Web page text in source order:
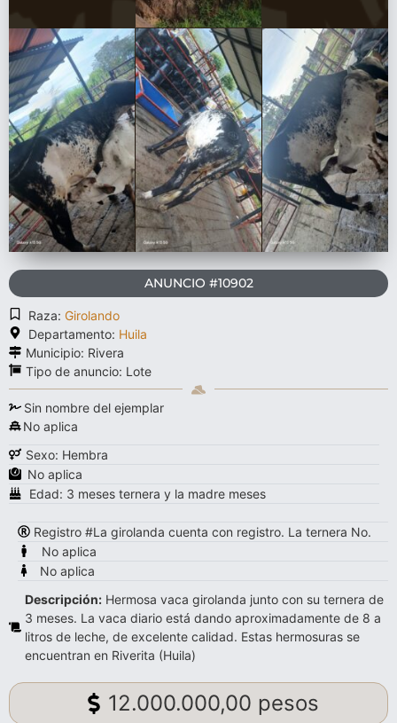
ANUNCIO #10902
Raza: Girolando
Departamento: Huila
Municipio: Rivera
Tipo de anuncio: Lote
Sin nombre del ejemplar
No aplica
Sexo: Hembra
No aplica
Edad: 3 meses ternera y la madre meses
Registro #La girolanda cuenta con registro. La ternera No.
No aplica
No aplica
Descripción: Hermosa vaca girolanda junto con su ternera de
3 meses. La vaca diario está dando aproximadamente de 8 a
litros de leche, de excelente calidad. Estas hermosuras se
encuentran en Riverita (Huila)
12.000.000,00 pesos